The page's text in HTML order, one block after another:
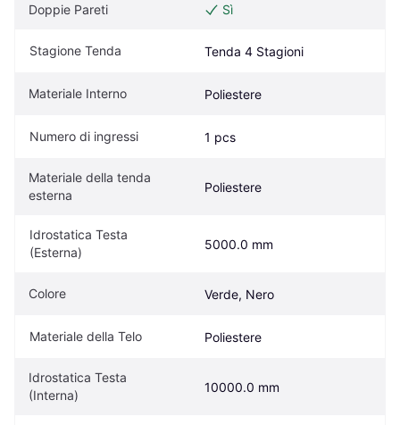
Doppie Pareti Sì
Stagione Tenda Tenda 4 Stagioni
Materiale Interno Poliestere
Numero di ingressi 1 pcs
Materiale della tenda
esterna
Poliestere
Idrostatica Testa
(Esterna)
5000.0 mm
Colore Verde, Nero
Materiale della Telo Poliestere
Idrostatica Testa
(Interna)
10000.0 mm